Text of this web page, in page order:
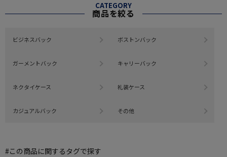
CATEGORY
商品を絞る
ビジネスバック ボストンバック
ガーメントバック キャリーバック
ネクタイケース 礼装ケース
カジュアルバック その他
#この商品に関するタグで探す